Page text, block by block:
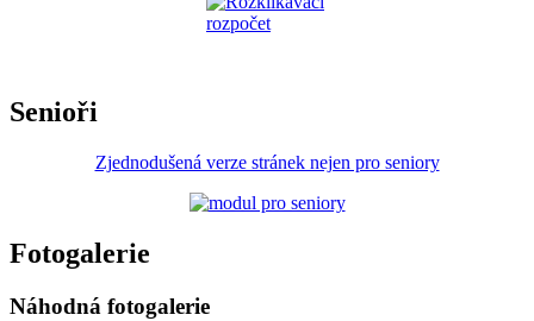
Senioři
Zjednodušená verze stránek nejen pro seniory
Fotogalerie
Náhodná fotogalerie